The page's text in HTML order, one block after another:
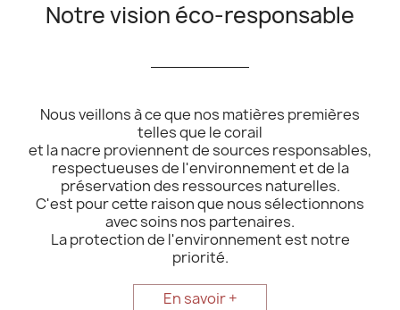
Notre vision éco-responsable
Nous veillons à ce que nos matières premières
telles que le corail
et la nacre proviennent de sources responsables,
respectueuses de l'environnement et de la
préservation des ressources naturelles.
C'est pour cette raison que nous sélectionnons
avec soins nos partenaires.
La protection de l'environnement est notre
priorité.
En savoir +